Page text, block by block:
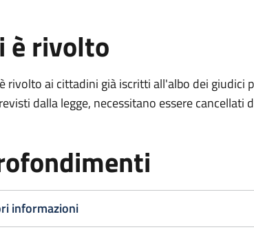
è rivolto
rivolto ai cittadini già iscritti all'albo dei giudici
dalla legge, necessitano essere cancellati
informazioni